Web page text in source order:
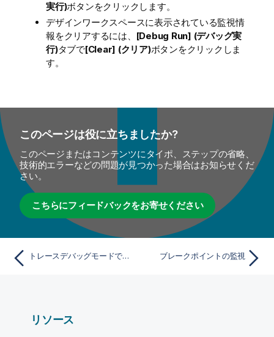
実行)ボタンをクリックします。
デザインワークスペースに表示されている監視情
報をクリアするには、 [Debug Run] (デバッグ実
行)タブで[Clear] (クリア)ボタンをクリックしま
す。
このページは役に立ちましたか?
このページまたはコンテンツにタイポ、ステップの省略、
技術的エラーなどの問題が見つかった場合はお知らせくだ
さい。
こちらにフィードバックをお寄せください
トレースデバッグモードでジョブを実行 ブレークポイントの監視
リソース